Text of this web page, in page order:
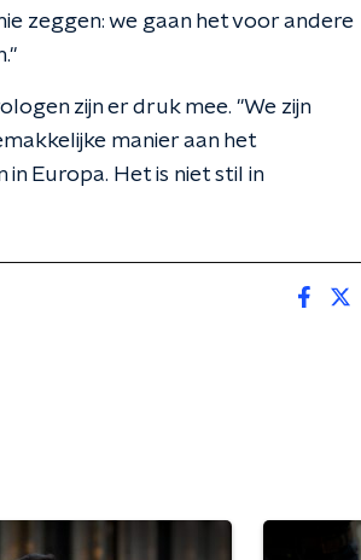
zeggen: we gaan het voor andere
zijn er druk mee. "We zijn
manier aan het
Europa. Het is niet stil in